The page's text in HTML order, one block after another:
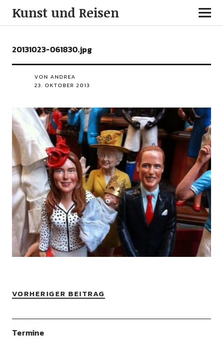
Kunst und Reisen
20131023-061830.jpg
VON ANDREA
23. OKTOBER 2013
VORHERIGER BEITRAG
Termine